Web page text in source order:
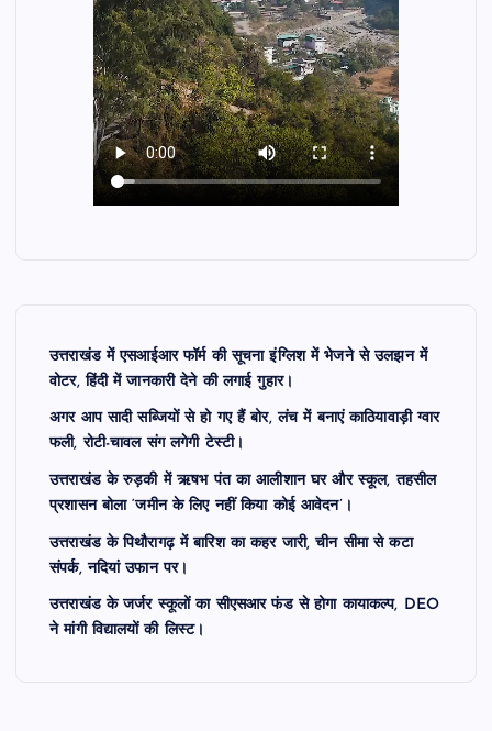
उत्तराखंड में एसआईआर फॉर्म की सूचना इंग्लिश में भेजने से उलझन में
वोटर, हिंदी में जानकारी देने की लगाई गुहार।
अगर आप सादी सब्जियों से हो गए हैं बोर, लंच में बनाएं काठियावाड़ी ग्वार
फली, रोटी-चावल संग लगेगी टेस्टी।
उत्तराखंड के रुड़की में ऋषभ पंत का आलीशान घर और स्कूल, तहसील
प्रशासन बोला ‘जमीन के लिए नहीं किया कोई आवेदन’।
उत्तराखंड के पिथौरागढ़ में बारिश का कहर जारी, चीन सीमा से कटा
संपर्क, नदियां उफान पर।
उत्तराखंड के जर्जर स्कूलों का सीएसआर फंड से होगा कायाकल्प, DEO
ने मांगी विद्यालयों की लिस्ट।